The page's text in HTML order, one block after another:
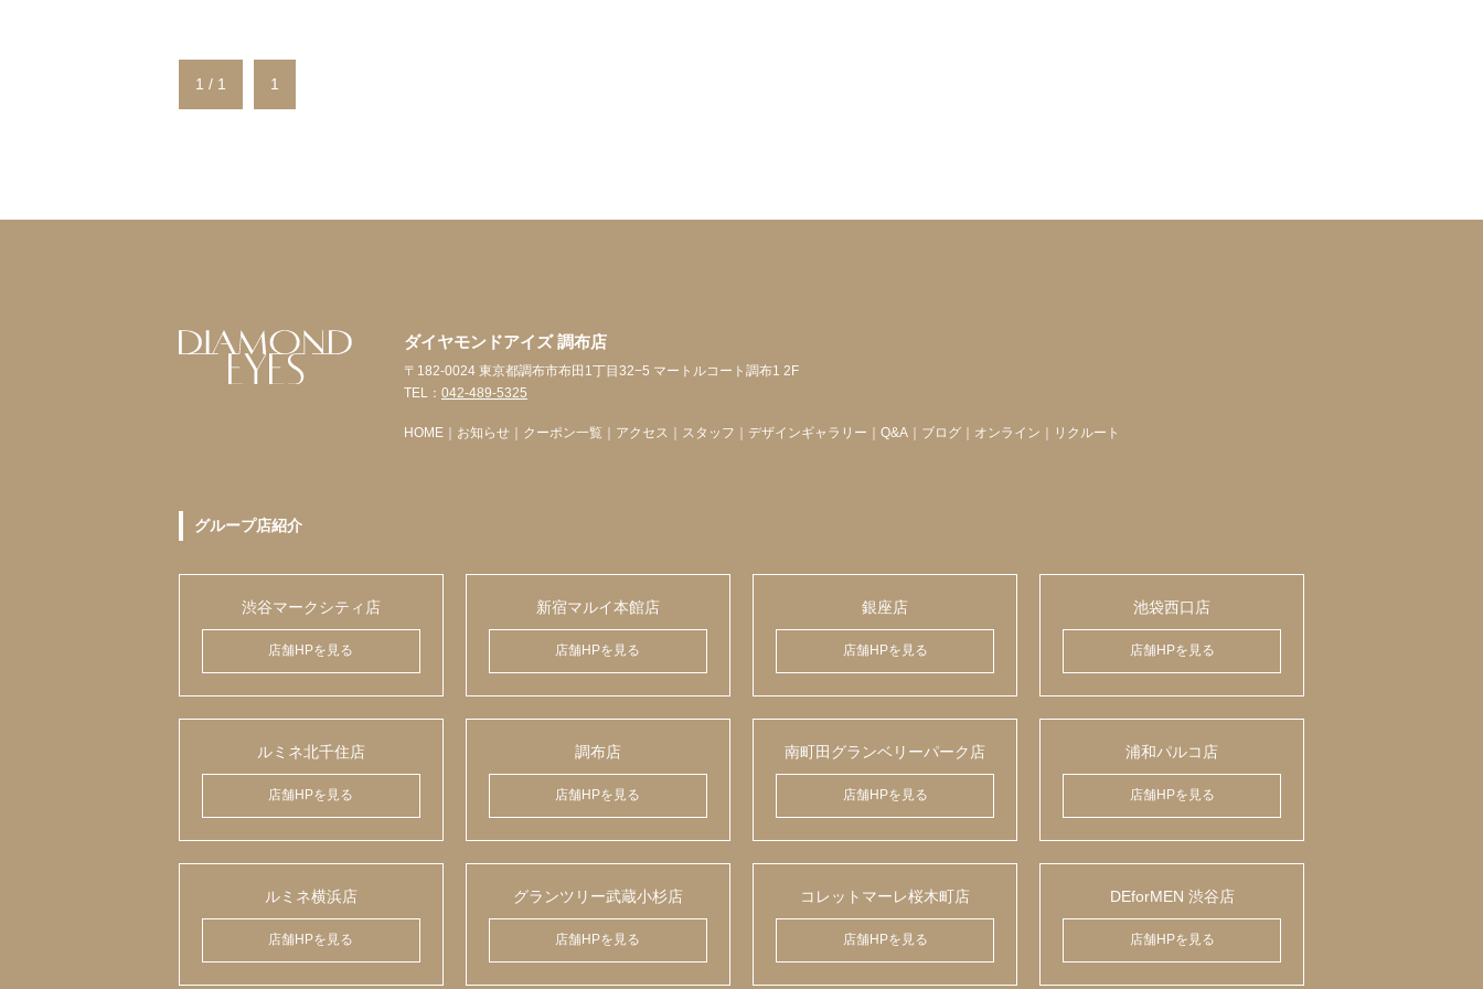
1 / 1 1
ダイヤモンドアイズ 調布店
〒182-0024 東京都調布市布田1丁目32−5 マートルコート調布1 2F
TEL： 042-489-5325
HOME ｜ お知らせ ｜ クーポン一覧 ｜ アクセス ｜ スタッフ ｜ デザインギャラリー ｜ Q&A ｜ ブログ ｜ オンライン ｜ リクルート
グループ店紹介
渋谷マークシティ店
店舗HPを見る
新宿マルイ本館店
店舗HPを見る
銀座店
店舗HPを見る
池袋西口店
店舗HPを見る
ルミネ北千住店
店舗HPを見る
調布店
店舗HPを見る
南町田グランベリーパーク店
店舗HPを見る
浦和パルコ店
店舗HPを見る
ルミネ横浜店
店舗HPを見る
グランツリー武蔵小杉店
店舗HPを見る
コレットマーレ桜木町店
店舗HPを見る
DEforMEN 渋谷店
店舗HPを見る